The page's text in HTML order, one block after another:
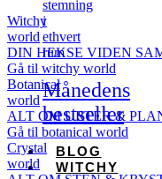
stemning
i
ethvert
rum
Månedens
bestseller
BLOG
WITCHY
Witchy
world
DIN HEKSE VIDEN
Gå til witchy world
Botanical
world
ALT OM URTER &
Gå til botanical world
Crystal
world